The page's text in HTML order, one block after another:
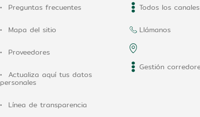
Preguntas frecuentes
Mapa del sitio
Proveedores
Actualiza aquí tus datos
personales
Línea de transparencia
Todos los canales
Llámanos
Gestión